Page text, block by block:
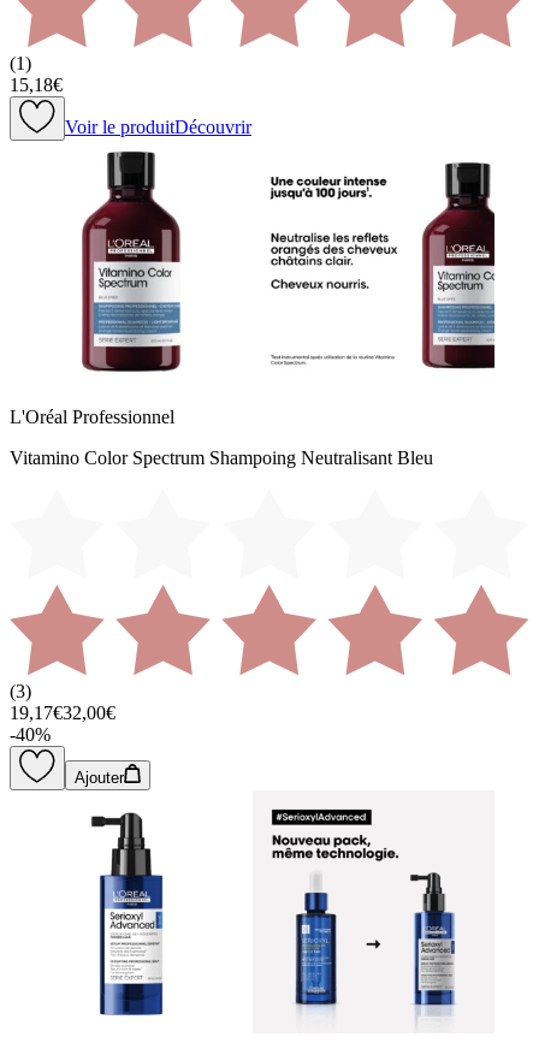
(1)
15,18€
Voir le produitDécouvrir
L'Oréal Professionnel
Vitamino Color Spectrum Shampoing Neutralisant Bleu
(3)
19,17€32,00€
-40%
Ajouter